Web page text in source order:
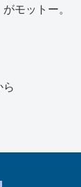
モットー。
ら